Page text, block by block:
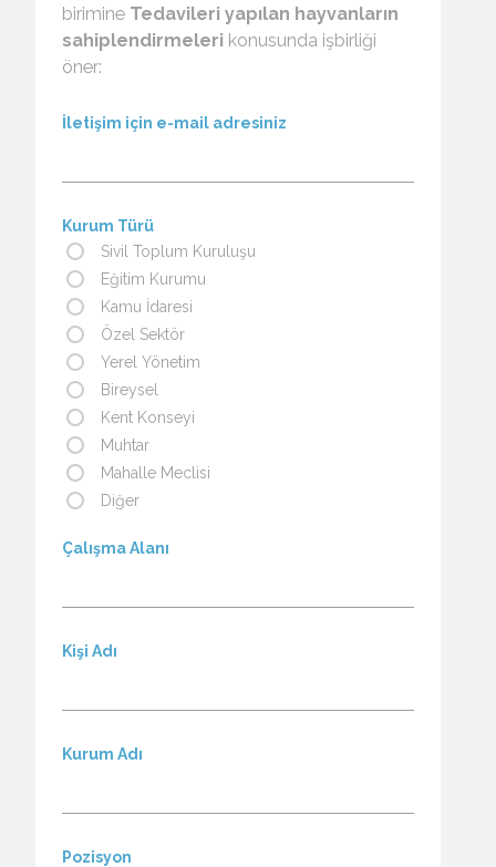
birimine Tedavileri yapılan hayvanların
sahiplendirmeleri konusunda işbirliği
öner:
İletişim için e-mail adresiniz
Kurum Türü
Sivil Toplum Kuruluşu
Eğitim Kurumu
Kamu İdaresi
Özel Sektör
Yerel Yönetim
Bireysel
Kent Konseyi
Muhtar
Mahalle Meclisi
Diğer
Çalışma Alanı
Kişi Adı
Kurum Adı
Pozisyon